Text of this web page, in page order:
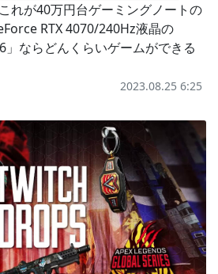
れが40万円台ゲーミングノートの
RTX 4070/240Hz液晶の
」ならどんくらいゲームができる
2023.08.25 6:25